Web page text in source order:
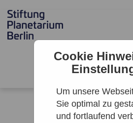
Cookie
Um unsere
Sie optimal zu
und fortlaufend